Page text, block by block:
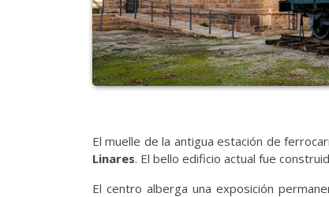
El muelle de la antigua estación de
Linares. El bello edificio actual fue
El centro alberga una exposición